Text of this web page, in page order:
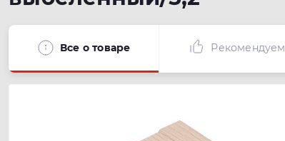
Все о товаре Рекомендуем